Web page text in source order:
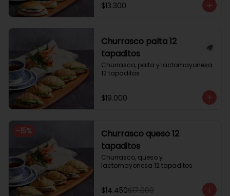
$13.300
Churrasco palta 12
tapaditos
Churrasco, palta y lactomayonesa
12 tapaditos
$19.000
-15%
Churrasco queso 12
tapaditos
Churrasco, queso y
lactomayonesa 12 tapaditos
$14.450$17.000